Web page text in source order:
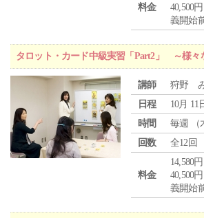
料金
40,500
義開始
タロット・カード中級実習「Part2」 ～様々
講師
狩野
日程
10月 11
時間
毎週 （
回数
全12回
料金
14,580
40,500
義開始